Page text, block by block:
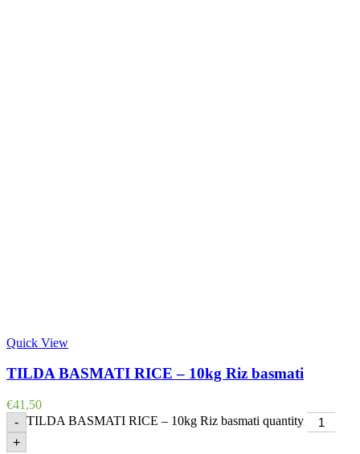
Quick View
TILDA BASMATI RICE – 10kg Riz basmati
€41,50
- TILDA BASMATI RICE – 10kg Riz basmati quantity
+